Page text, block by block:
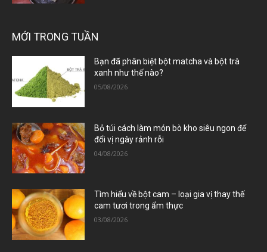
MỚI TRONG TUẦN
Bạn đã phân biệt bột matcha và bột trà
xanh như thế nào?
05/08/2026
Bỏ túi cách làm món bò kho siêu ngon để
đổi vị ngày rảnh rỗi
04/08/2026
Tìm hiểu về bột cam – loại gia vị thay thế
cam tươi trong ẩm thực
03/08/2026